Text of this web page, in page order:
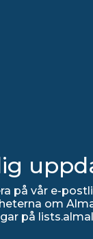
på vår e-
om
på